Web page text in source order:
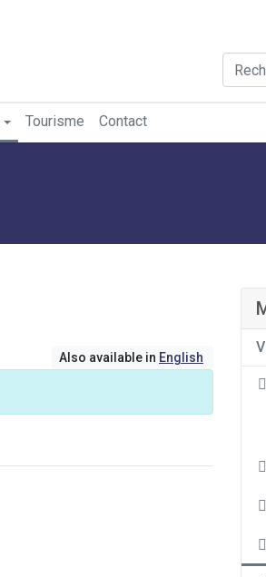
Tourisme Contact
Also available in English